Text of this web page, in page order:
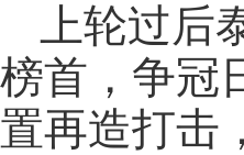
上轮过
榜首，争冠
置再造打击